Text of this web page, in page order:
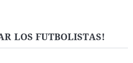
LOS FUTBOLISTAS!